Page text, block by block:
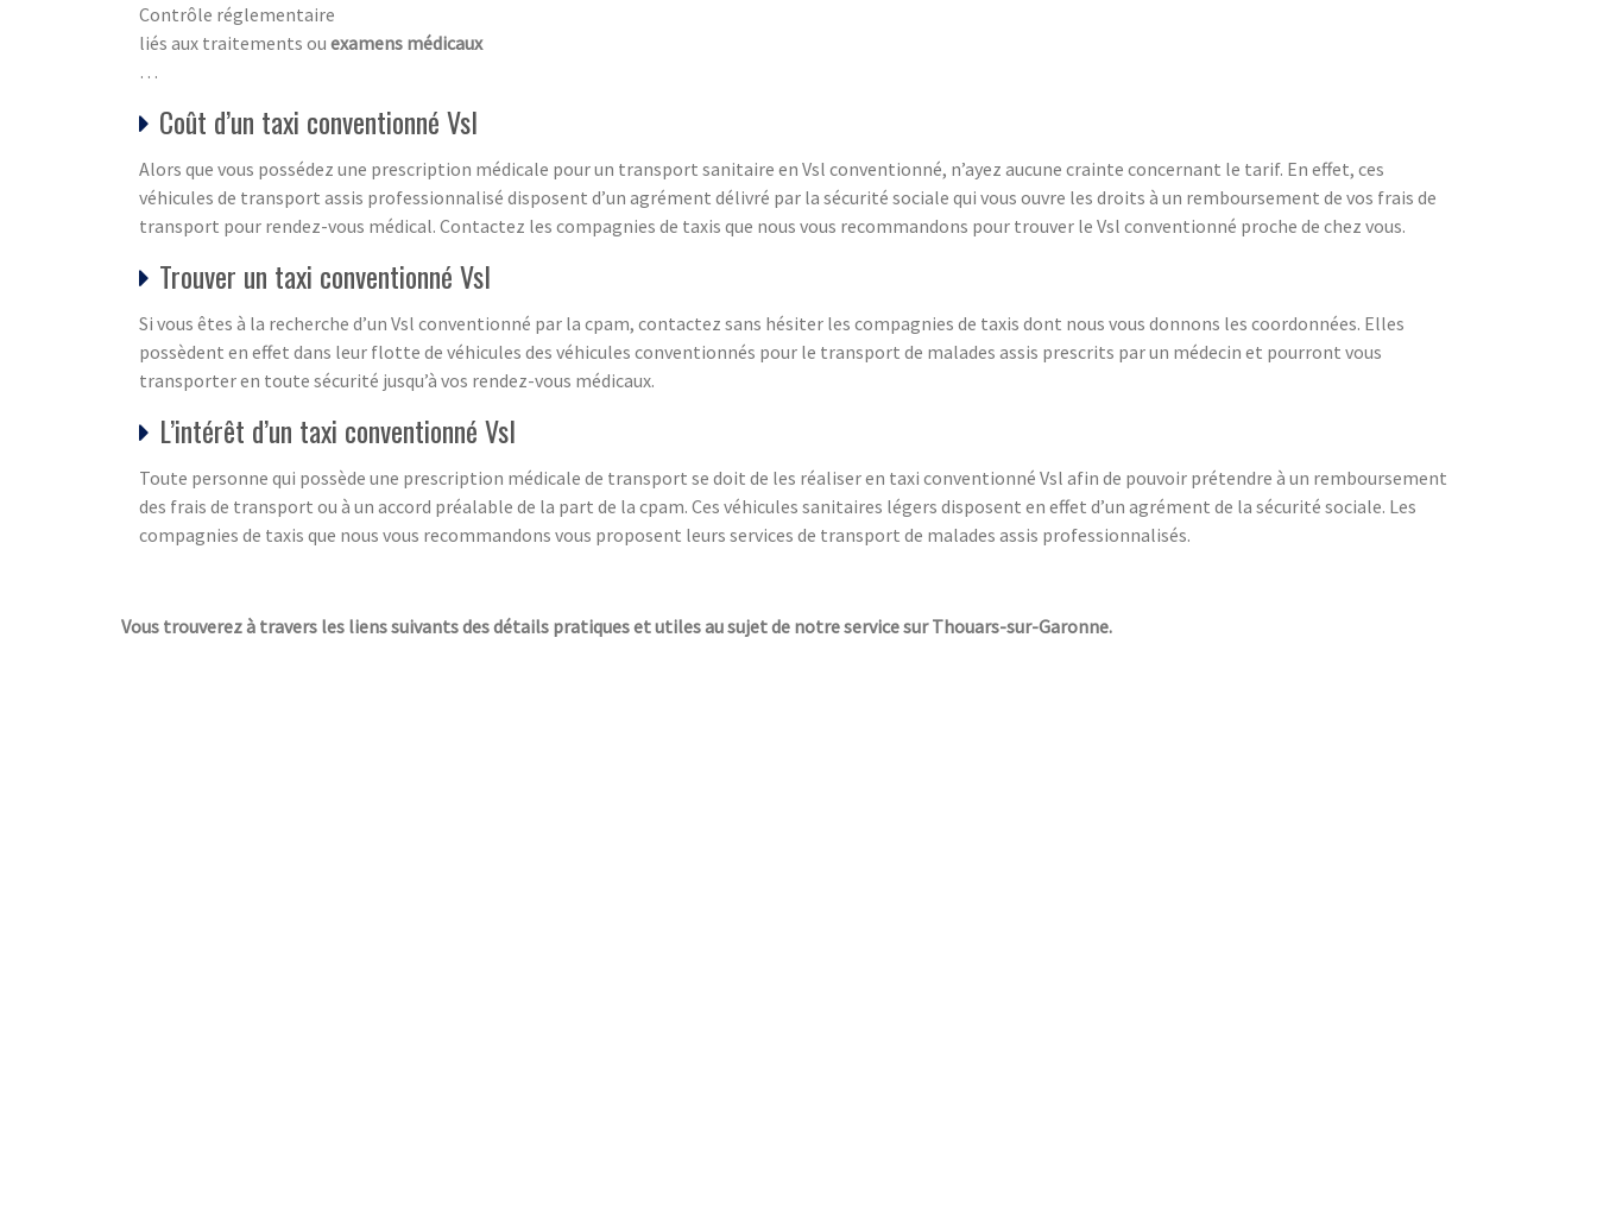
Contrôle réglementaire
liés aux traitements ou examens médicaux
…
Coût d’un taxi conventionné Vsl
Alors que vous possédez une prescription médicale pour un transport sanitaire en Vsl conventionné, n’ayez aucune crainte concernant le tarif. En effet, ces
véhicules de transport assis professionnalisé disposent d’un agrément délivré par la sécurité sociale qui vous ouvre les droits à un remboursement de vos frais de
transport pour rendez-vous médical. Contactez les compagnies de taxis que nous vous recommandons pour trouver le Vsl conventionné proche de chez vous.
Trouver un taxi conventionné Vsl
Si vous êtes à la recherche d’un Vsl conventionné par la cpam, contactez sans hésiter les compagnies de taxis dont nous vous donnons les coordonnées. Elles
possèdent en effet dans leur flotte de véhicules des véhicules conventionnés pour le transport de malades assis prescrits par un médecin et pourront vous
transporter en toute sécurité jusqu’à vos rendez-vous médicaux.
L’intérêt d’un taxi conventionné Vsl
Toute personne qui possède une prescription médicale de transport se doit de les réaliser en taxi conventionné Vsl afin de pouvoir prétendre à un remboursement
des frais de transport ou à un accord préalable de la part de la cpam. Ces véhicules sanitaires légers disposent en effet d’un agrément de la sécurité sociale. Les
compagnies de taxis que nous vous recommandons vous proposent leurs services de transport de malades assis professionnalisés.
Vous trouverez à travers les liens suivants des détails pratiques et utiles au sujet de notre service sur Thouars-sur-Garonne.